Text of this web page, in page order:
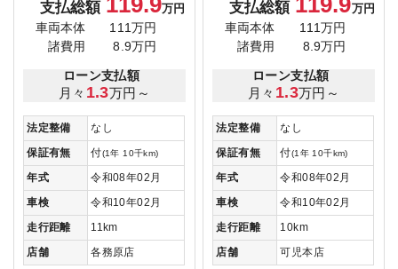
支払総額
万円
車両本体
111万円
諸費用
8.9万円
ローン支払額
月々 1.3万円～
法定整備
なし
保証有無
付(1年 10千km)
年式
令和08年02月
車検
令和10年02月
走行距離
11km
店舗
各務原店
支払総額
万円
車両本体
111万円
諸費用
8.9万円
ローン支払額
月々 1.3万円～
法定整備
なし
保証有無
付(1年 10千km)
年式
令和08年02月
車検
令和10年02月
走行距離
10km
店舗
可児本店